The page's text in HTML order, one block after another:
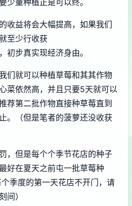
收益将会大幅提高，如果我们
至少行收获
步真实现经济身由。
们就可以种植草莓和其其作物
菜依然高，并且只要5天就可以
荐第二批作物直接种草莓直到
。（但是笔者的菠萝还没收获
，但是每个个季节花店的种子
好在夏天之前屯一批草莓种
季度的第一天花店不开门，请
间）